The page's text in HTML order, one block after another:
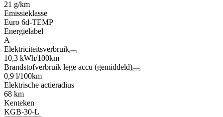
21 g/km
Emissieklasse
Euro 6d-TEMP
Energielabel
A
Elektriciteitsverbruik
10,3 kWh/100km
Brandstofverbruik lege accu (gemiddeld)
0,9 l/100km
Elektrische actieradius
68 km
Kenteken
KGB-30-L